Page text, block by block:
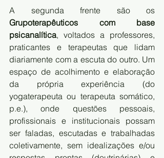
Grupoterapêuticos com base
psicanalítica, voltados a professores,
praticantes e terapeutas que lidam
diariamente com a escuta do outro. Um
espaço de acolhimento e elaboração
da própria experiência (do
yogaterapeuta ou terapeuta somático,
p.e.), onde questões pessoais,
profissionais e institucionais possam
ser faladas, escutadas e trabalhadas
coletivamente, sem idealizações e/ou